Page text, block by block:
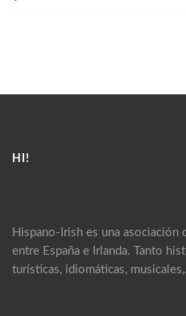
HI!
Hispano-Irish es una asociación
entre España e Irlanda. Tanto
turísticas, idiomáticas,